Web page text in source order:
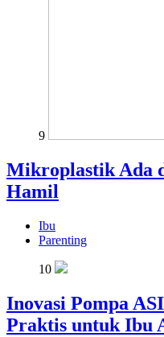
9
Mikroplastik Ada
Hamil
Ibu
Parenting
10
Inovasi Pompa
Praktis untuk Ibu